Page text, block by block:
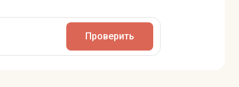
Проверить